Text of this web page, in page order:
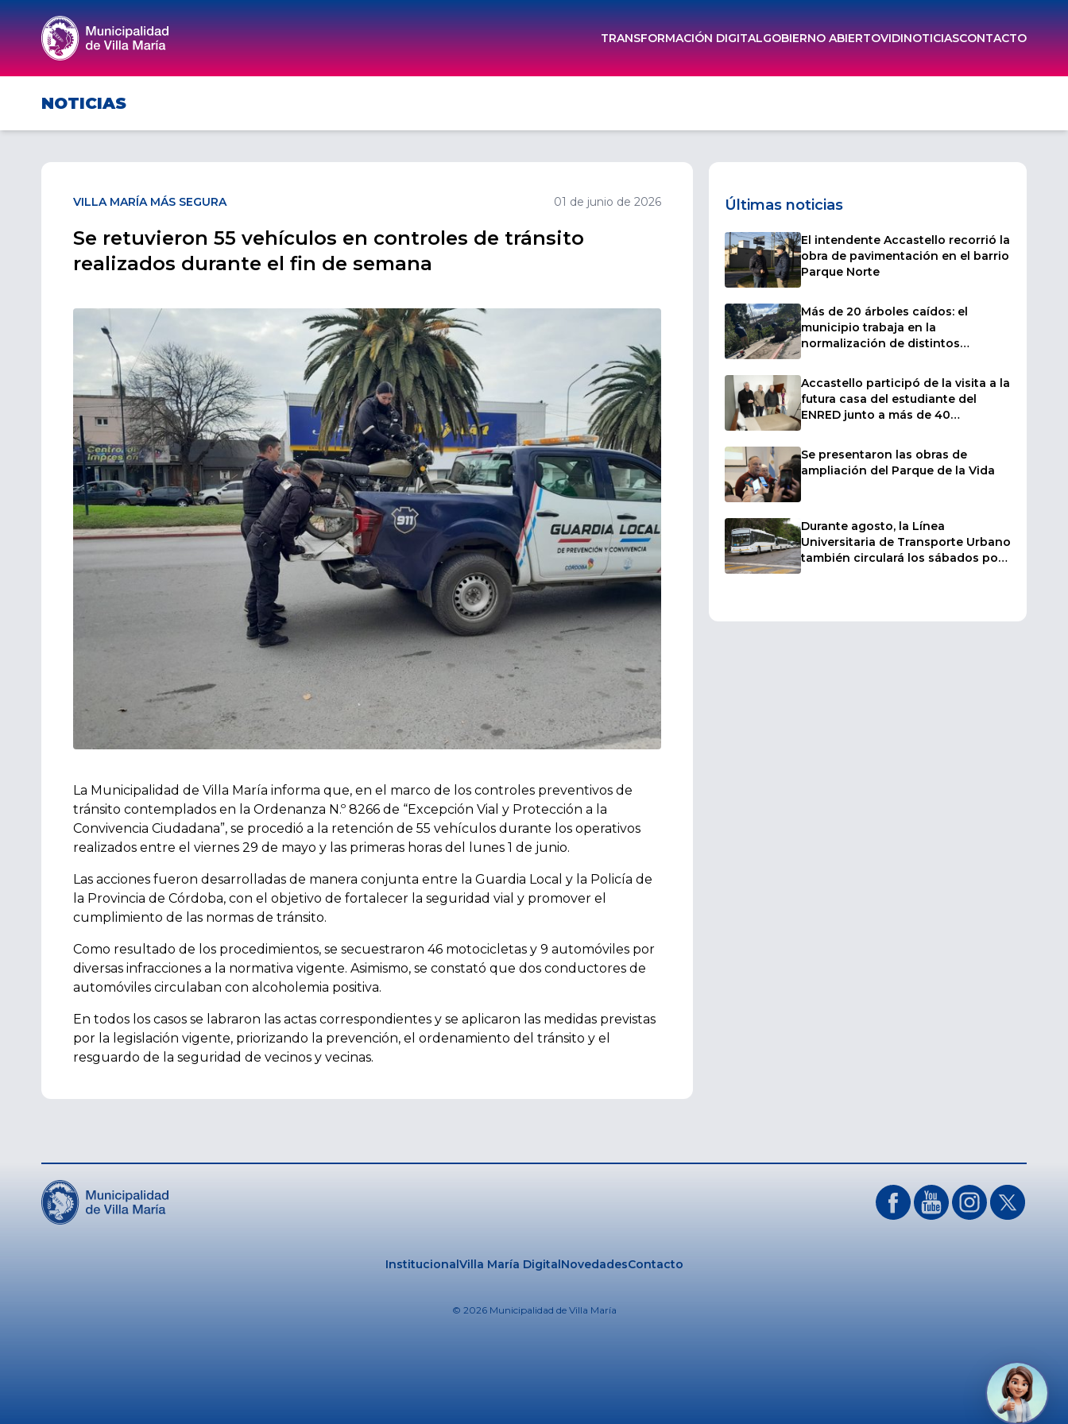
TRANSFORMACIÓN DIGITALGOBIERNO ABIERTOVIDINOTICIASCONTACTO
NOTICIAS
VILLA MARÍA MÁS SEGURA 01 de junio de 2026
Se retuvieron 55 vehículos en controles de tránsito
realizados durante el fin de semana
La Municipalidad de Villa María informa que, en el marco de los controles preventivos de
tránsito contemplados en la Ordenanza N.º 8266 de “Excepción Vial y Protección a la
Convivencia Ciudadana”, se procedió a la retención de 55 vehículos durante los operativos
realizados entre el viernes 29 de mayo y las primeras horas del lunes 1 de junio.
Las acciones fueron desarrolladas de manera conjunta entre la Guardia Local y la Policía de
la Provincia de Córdoba, con el objetivo de fortalecer la seguridad vial y promover el
cumplimiento de las normas de tránsito.
Como resultado de los procedimientos, se secuestraron 46 motocicletas y 9 automóviles por
diversas infracciones a la normativa vigente. Asimismo, se constató que dos conductores de
automóviles circulaban con alcoholemia positiva.
En todos los casos se labraron las actas correspondientes y se aplicaron las medidas previstas
por la legislación vigente, priorizando la prevención, el ordenamiento del tránsito y el
resguardo de la seguridad de vecinos y vecinas.
Últimas noticias
El intendente Accastello recorrió la
obra de pavimentación en el barrio
Parque Norte
Más de 20 árboles caídos: el
municipio trabaja en la
normalización de distintos
ráfagas de viento
Accastello participó de la visita a la
futura casa del estudiante del
ENRED junto a más de 40
Se presentaron las obras de
ampliación del Parque de la Vida
Durante agosto, la Línea
Universitaria de Transporte Urbano
también circulará los sábados por
InstitucionalVilla María DigitalNovedadesContacto
© 2026 Municipalidad de Villa María